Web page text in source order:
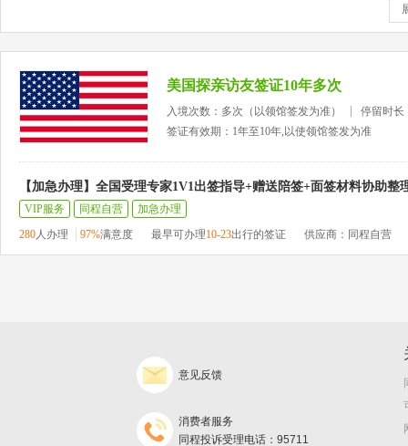
美国探亲访友签证10年多次
入境次数：多次（以领馆签发为准）
停留时长
签证有效期：1年至10年,以使领馆签发为准
【加急办理】全国受理专家1V1出签指导+赠送陪签+面签材料协助整
VIP服务 同程自营
加急办理
280人办理 97%满意度 最早可办理10-23出行的签证 供应商：同程自营
意见反馈
消费者服务
同程投诉受理电话：95711